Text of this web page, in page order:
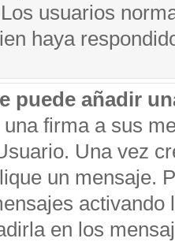
usuarios
haya
puede añadir
firma a sus
Una vez
un mensaje.
en los